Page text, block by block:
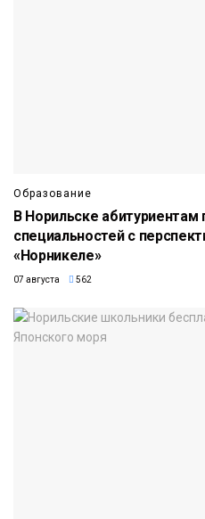
Образование
В Норильске абитуриентам
специальностей с
«Норникеле»
07 августа 562